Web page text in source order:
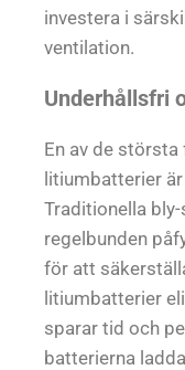
investera i
ventilation.
Underhållsfri
En av de
litiumbatterier
Traditionella
regelbunden
för att
litiumbatterier
sparar tid och
batterierna